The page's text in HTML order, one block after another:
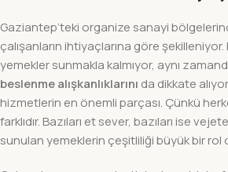
Gaziantep’teki organize sanayi
çalışanların ihtiyaçlarına göre
yemekler sunmakla kalmıyor, aynı
beslenme alışkanlıklarını da dikkate
hizmetlerin en önemli parçası. Çünkü
farklıdır. Bazıları et sever, bazıları ise
sunulan yemeklerin çeşitliliği büyük bir rol